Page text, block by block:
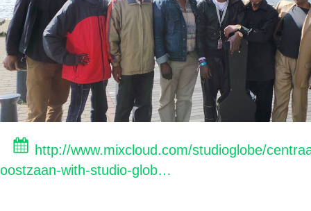
http://www.mixcloud.com/studioglobe/
oostzaan-with-studio-glob…